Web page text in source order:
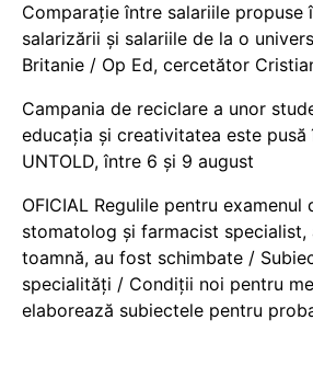
Comparație între salariile propuse
salarizării și salariile de la o
Britanie / Op Ed, cercetător
Campania de reciclare a unor
educația și creativitatea este pusă
UNTOLD, între 6 și 9 august
OFICIAL Regulile pentru examenul
stomatolog și farmacist specialist,
toamnă, au fost schimbate /
specialități / Condiții noi pentru
elaborează subiectele pentru